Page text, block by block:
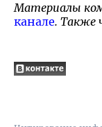
Материалы
канале. Также